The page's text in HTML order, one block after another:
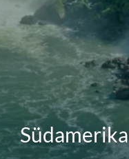
Südamerika